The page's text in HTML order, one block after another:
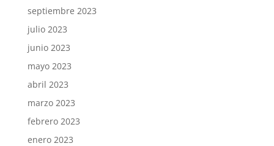
septiembre 2023
julio 2023
junio 2023
mayo 2023
abril 2023
marzo 2023
febrero 2023
enero 2023